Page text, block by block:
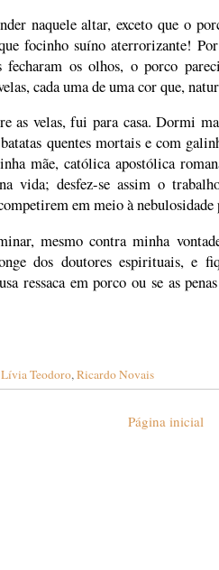
naquele altar, exceto que o
que focinho suíno aterrorizante!
fecharam os olhos, o porco
cada uma de uma cor que,
as velas, fui para casa. Dormi
quentes mortais e com
mãe, católica apostólica
vida; desfez-se assim o
em meio à
mesmo contra minha
dos doutores espirituais, e
ressaca em porco ou se as
Lívia Teodoro, Ricardo Novais
Página inicial